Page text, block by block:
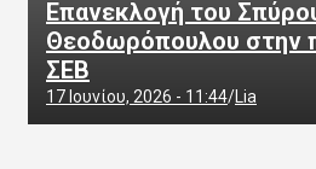
Επανεκλογή του
Θεοδωρόπουλου στην
ΣΕΒ
17 Ιουνίου, 2026 - 11:44 Lia